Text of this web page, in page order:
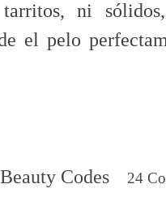
ni
el pelo
Codes 24